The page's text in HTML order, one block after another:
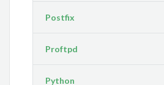
Postfix
Proftpd
Python